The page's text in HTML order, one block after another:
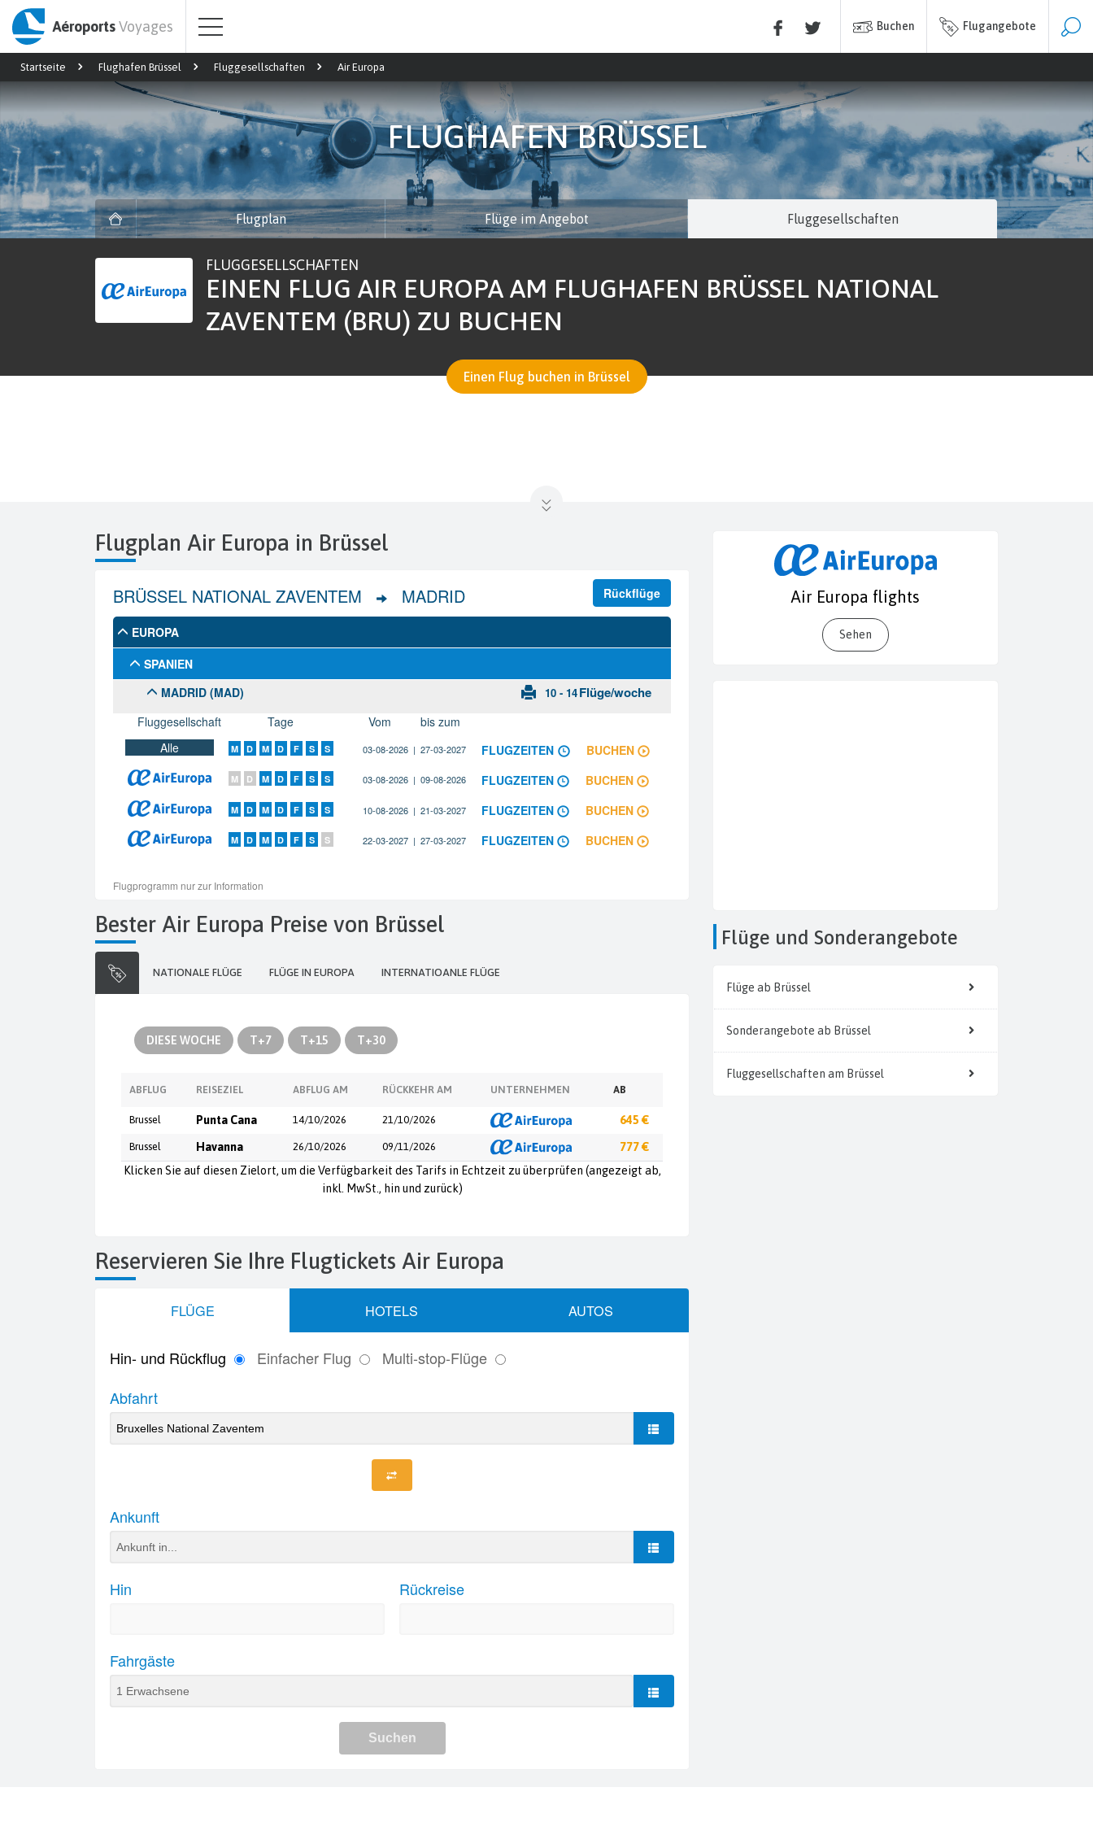
AéroportsVoyages Buchen Flugangebote
Startseite Flughafen Brüssel Fluggesellschaften Air Europa
FLUGHAFEN BRÜSSEL
Flugplan Flüge im Angebot Fluggesellschaften
FLUGGESELLSCHAFTEN
EINEN FLUG AIR EUROPA AM FLUGHAFEN BRÜSSEL NATIONAL
ZAVENTEM (BRU) ZU BUCHEN
Einen Flug buchen in Brüssel
Flugplan Air Europa in Brüssel
Bester Air Europa Preise von Brüssel
NATIONALE FLÜGE FLÜGE IN EUROPA INTERNATIOANLE FLÜGE
DIESE WOCHE T+7 T+15 T+30
ABFLUG REISEZIEL ABFLUG AM RÜCKKEHR AM UNTERNEHMEN AB
Brussel Punta Cana 14/10/2026 21/10/2026 645 €
Brussel Havanna 26/10/2026 09/11/2026
777 €
Klicken Sie auf diesen Zielort, um die Verfügbarkeit des Tarifs in Echtzeit zu überprüfen (angezeigt ab,
inkl. MwSt., hin und zurück)
Reservieren Sie Ihre Flugtickets Air Europa
Air Europa flights
Sehen
Flüge und Sonderangebote
Flüge ab Brüssel
Sonderangebote ab Brüssel
Fluggesellschaften am Brüssel